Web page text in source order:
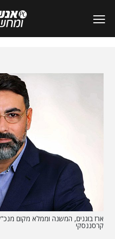
ארז בוגנים, המשנה וממלא מקום
קרסננסקי